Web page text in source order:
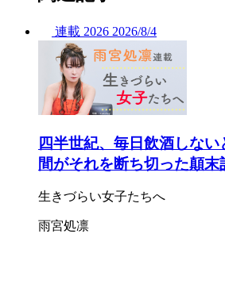
連載 2026 2026/8/4
四半世紀、毎日飲酒しない
間がそれを断ち切った顛末
生きづらい女子たちへ
雨宮処凛